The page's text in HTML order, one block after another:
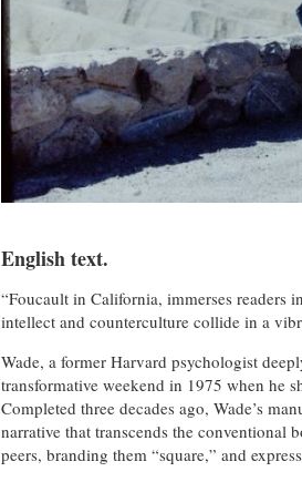
English text.
“Foucault in California, immerses readers
intellect and counterculture collide in a
Wade, a former Harvard psychologist
transformative weekend in 1975 when he
Completed three decades ago, Wade’s
narrative that transcends the conventional
peers, branding them “square,” and